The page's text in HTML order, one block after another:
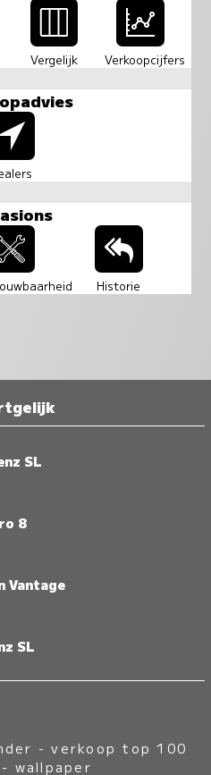
Vergelijk Verkoopcijfers
Historie
SL
8
Vantage
SL
-verkoop top 100
- wallpaper